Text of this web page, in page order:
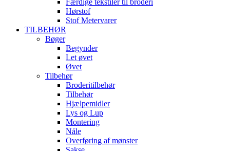
Hørstof
Stof Metervarer
TILBEHØR
Bøger
Begynder
Let øvet
Øvet
Tilbehør
Broderitilbehør
Tilbehør
Hjælpemidler
Lys og Lup
Montering
Nåle
Overføring af mønster